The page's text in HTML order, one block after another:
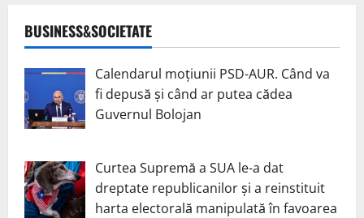
BUSINESS&SOCIETATE
Calendarul moțiunii PSD-AUR. Când va
fi depusă și când ar putea cădea
Guvernul Bolojan
Curtea Supremă a SUA le-a dat
dreptate republicanilor și a reinstituit
harta electorală manipulată în favoarea